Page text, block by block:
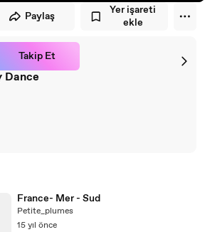
Paylaş
Yer işareti
ekle
Takip Et
Dance
France- Mer - Sud
Petite_plumes
15 yıl önce